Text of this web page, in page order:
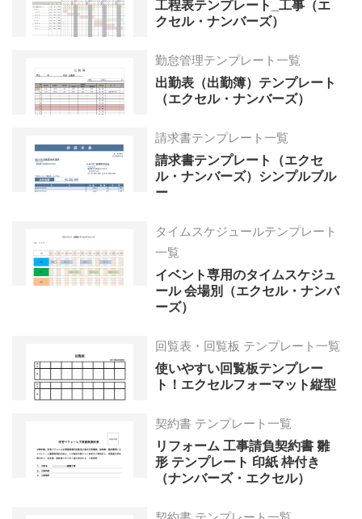
工程表テンプレート_工事（エ
クセル・ナンバーズ）
勤怠管理テンプレート一覧
出勤表（出勤簿）テンプレート
（エクセル・ナンバーズ）
請求書テンプレート一覧
請求書テンプレート（エクセ
ル・ナンバーズ）シンプルブル
ー
タイムスケジュールテンプレート
一覧
イベント専用のタイムスケジュ
ール 会場別（エクセル・ナンバ
ーズ）
回覧表・回覧板 テンプレート一覧
使いやすい回覧板テンプレー
ト！エクセルフォーマット縦型
契約書 テンプレート一覧
リフォーム 工事請負契約書 雛
形 テンプレート 印紙 枠付き
（ナンバーズ・エクセル）